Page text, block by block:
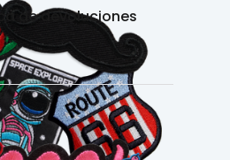
de devoluciones